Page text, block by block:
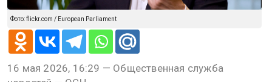
Фото: flickr.com / European Parliament
16 мая 2026, 16:29 — Общественная служба